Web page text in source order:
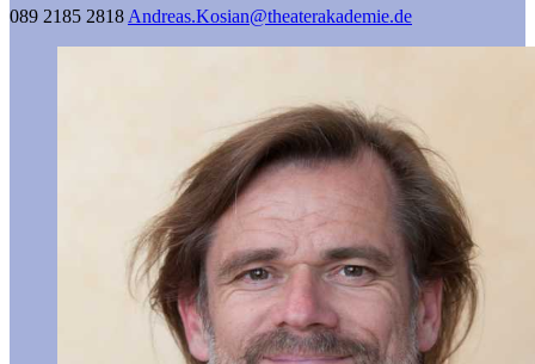
089 2185 2818 Andreas.Kosian@­theaterakademie.de